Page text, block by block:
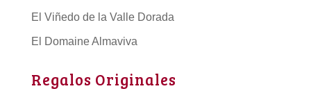
El Viñedo de la Valle Dorada
El Domaine Almaviva
Regalos Originales